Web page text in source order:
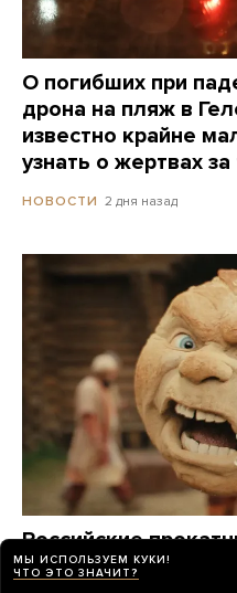
О погибших при
дрона на пляж в
известно крайне
узнать о жертвах за
НОВОСТИ 2 дня назад
Российские
премьеру нового
МЫ ИСПОЛЬЗУЕМ КУКИ!
ЧТО ЭТО ЗНАЧИТ?